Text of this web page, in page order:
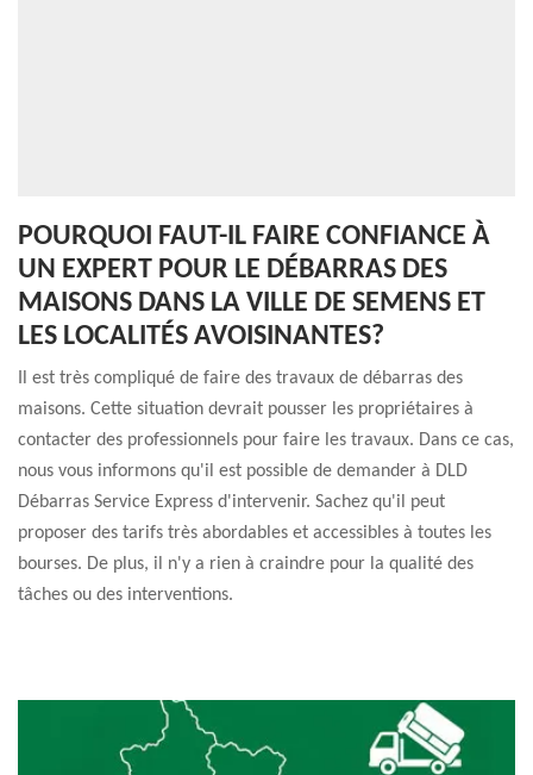
POURQUOI FAUT-IL FAIRE CONFIANCE À
UN EXPERT POUR LE DÉBARRAS DES
MAISONS DANS LA VILLE DE SEMENS ET
LES LOCALITÉS AVOISINANTES?
Il est très compliqué de faire des travaux de débarras des
maisons. Cette situation devrait pousser les propriétaires à
contacter des professionnels pour faire les travaux. Dans ce cas,
nous vous informons qu'il est possible de demander à DLD
Débarras Service Express d'intervenir. Sachez qu'il peut
proposer des tarifs très abordables et accessibles à toutes les
bourses. De plus, il n'y a rien à craindre pour la qualité des
tâches ou des interventions.